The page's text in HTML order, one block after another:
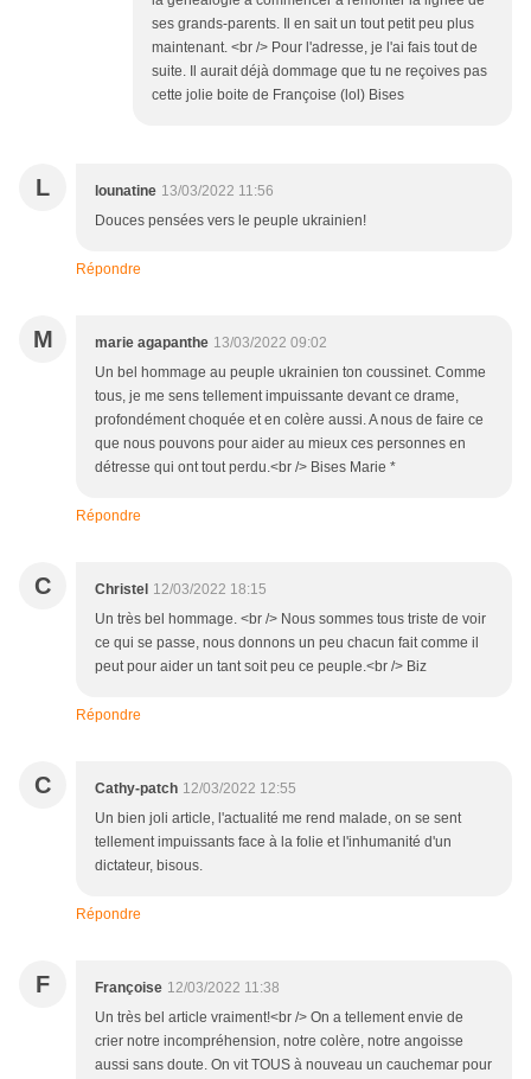
ses grands-parents. Il en sait un tout petit peu plus
maintenant. <br /> Pour l'adresse, je l'ai fais tout de
suite. Il aurait déjà dommage que tu ne reçoives pas
cette jolie boite de Françoise (lol) Bises
L lounatine 13/03/2022 11:56
Douces pensées vers le peuple ukrainien!
Répondre
M marie agapanthe 13/03/2022 09:02
Un bel hommage au peuple ukrainien ton coussinet. Comme
tous, je me sens tellement impuissante devant ce drame,
profondément choquée et en colère aussi. A nous de faire ce
que nous pouvons pour aider au mieux ces personnes en
détresse qui ont tout perdu.<br /> Bises Marie *
Répondre
C Christel 12/03/2022 18:15
Un très bel hommage. <br /> Nous sommes tous triste de voir
ce qui se passe, nous donnons un peu chacun fait comme il
peut pour aider un tant soit peu ce peuple.<br /> Biz
Répondre
C Cathy-patch 12/03/2022 12:55
Un bien joli article, l'actualité me rend malade, on se sent
tellement impuissants face à la folie et l'inhumanité d'un
dictateur, bisous.
Répondre
F Françoise 12/03/2022 11:38
Un très bel article vraiment!<br /> On a tellement envie de
crier notre incompréhension, notre colère, notre angoisse
aussi sans doute. On vit TOUS à nouveau un cauchemar pour